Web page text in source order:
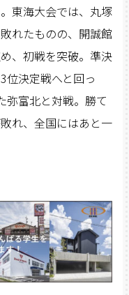
東海大会では、丸塚
れたものの、開誠館
、初戦を突破。準決
位決定戦へと回っ
弥富北と対戦。勝て
れ、全国にはあと一